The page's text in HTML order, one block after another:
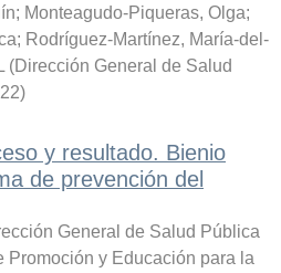
; Monteagudo-Piqueras, Olga;
; Rodríguez-Martínez, María-del-
(Dirección General de Salud
)
y resultado. Bienio
de prevención del
General de Salud Pública
Promoción y Educación para la